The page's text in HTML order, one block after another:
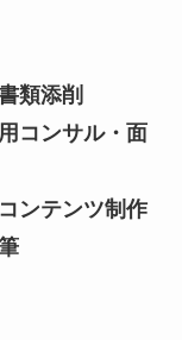
類添削
コンサル・面
ンテンツ制作